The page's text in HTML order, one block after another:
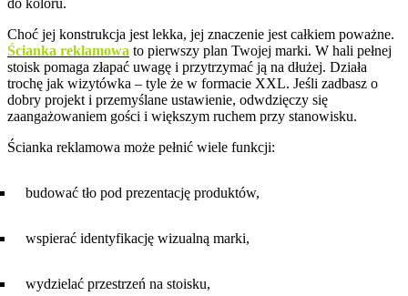
do koloru.
Choć jej konstrukcja jest lekka, jej znaczenie jest całkiem poważne.
Ścianka reklamowa to pierwszy plan Twojej marki. W hali pełnej
stoisk pomaga złapać uwagę i przytrzymać ją na dłużej. Działa
trochę jak wizytówka – tyle że w formacie XXL. Jeśli zadbasz o
dobry projekt i przemyślane ustawienie, odwdzięczy się
zaangażowaniem gości i większym ruchem przy stanowisku.
Ścianka reklamowa może pełnić wiele funkcji:
budować tło pod prezentację produktów,
wspierać identyfikację wizualną marki,
wydzielać przestrzeń na stoisku,